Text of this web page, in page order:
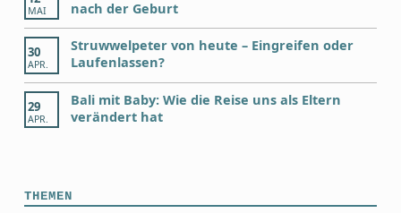
MAI
nach der Geburt
30
APR.
Struwwelpeter von heute – Eingreifen oder
Laufenlassen?
29
APR.
Bali mit Baby: Wie die Reise uns als Eltern
verändert hat
THEMEN